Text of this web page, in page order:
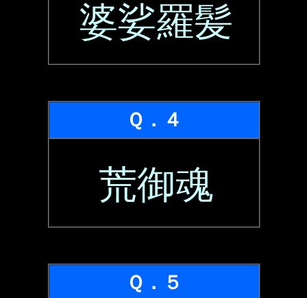
婆娑羅髪
Ｑ．４
荒御魂
Ｑ．５